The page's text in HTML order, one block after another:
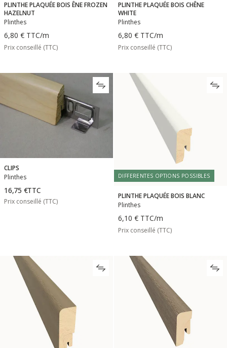
PLINTHE PLAQUÉE BOIS ÊNE FROZEN
HAZELNUT
Plinthes
6,80 € TTC/m
Prix conseillé (TTC)
PLINTHE PLAQUÉE BOIS CHÊNE
WHITE
Plinthes
6,80 € TTC/m
Prix conseillé (TTC)
CLIPS
Plinthes
16,75 €TTC
Prix conseillé (TTC)
DIFFERENTES OPTIONS POSSIBLES
PLINTHE PLAQUÉE BOIS BLANC
Plinthes
6,10 € TTC/m
Prix conseillé (TTC)